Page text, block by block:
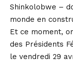
Shinkolobwe –
monde en
Et ce moment,
des Présidents
le vendredi 29